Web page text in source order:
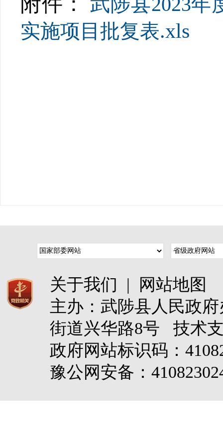
实施项目批复表.xls
关于我们 |
网站地图
主办：武陟县人民政
街道兴华路8号 技术
政府网站标识码：
豫公网安备：